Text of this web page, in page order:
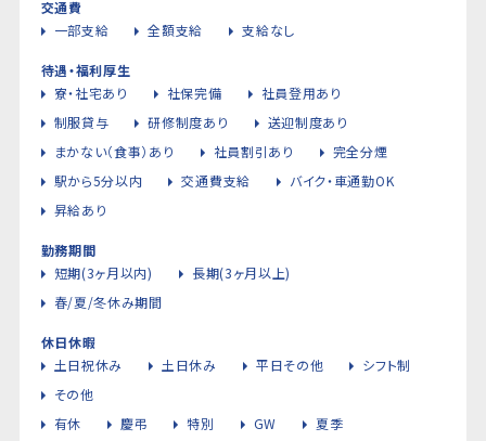
交通費
一部支給
全額支給 支給なし
待遇・福利厚生
寮・社宅あり
社保完備
社員登用あり
制服貸与
研修制度あり
送迎制度あり
まかない（食事）あり
社員割引あり
完全分煙
駅から5分以内
交通費支給
バイク・車通勤OK
昇給あり
勤務期間
短期(3ヶ月以内)
長期(3ヶ月以上)
春/夏/冬休み期間
休日休暇
土日祝休み
土日休み 平日その他
シフト制
その他
有休
慶弔 特別 GW
夏季